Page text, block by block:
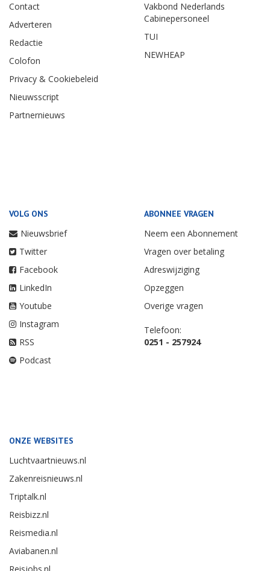
Contact
Adverteren
Redactie
Colofon
Privacy & Cookiebeleid
Nieuwsscript
Partnernieuws
Vakbond Nederlands
Cabinepersoneel
TUI
NEWHEAP
VOLG ONS
Nieuwsbrief
Twitter
Facebook
LinkedIn
Youtube
Instagram
RSS
Podcast
ABONNEE VRAGEN
Neem een Abonnement
Vragen over betaling
Adreswijziging
Opzeggen
Overige vragen
Telefoon:
0251 - 257924
ONZE WEBSITES
Luchtvaartnieuws.nl
Zakenreisnieuws.nl
Triptalk.nl
Reisbizz.nl
Reismedia.nl
Aviabanen.nl